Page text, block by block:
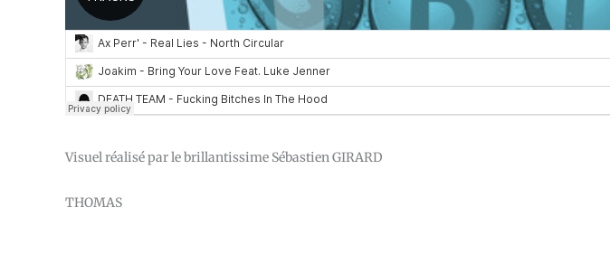
Visuel réalisé par le brillantissime Sébastien GIRARD
THOMAS